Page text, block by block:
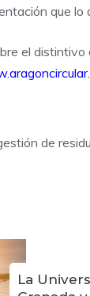
que lo
el distintivo
de
La